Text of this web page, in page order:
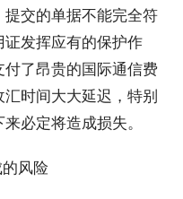
交的单据不能完全符
发挥应有的保护作
了昂贵的国际通信费
时间大大延迟，特别
必定将造成损失。
风险